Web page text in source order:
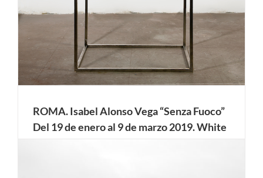
ROMA. Isabel Alonso Vega “Senza Fuoco”
Del 19 de enero al 9 de marzo 2019. White